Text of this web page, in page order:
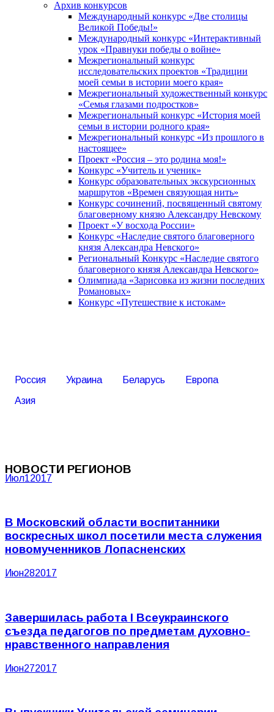
Архив конкурсов
Международный конкурс «Две столицы
Великой Победы!»
Международный конкурс «Интерактивный
урок «Правнуки победы о войне»
Межрегиональный конкурс
исследовательских проектов «Традиции
моей семьи в истории моего края»
Межрегиональный художественный конкурс
«Семья глазами подростков»
Межрегиональный конкурс «История моей
семьи в истории родного края»
Межрегиональный конкурс «Из прошлого в
настоящее»
Проект «Россия – это родина моя!»
Конкурс «Учитель и ученик»
Конкурс образовательных экскурсионных
маршрутов «Времен связующая нить»
Конкурс сочинений, посвященный святому
благоверному князю Александру Невскому
Проект «У восхода России»
Конкурс «Наследие святого благоверного
князя Александра Невского»
Региональный Конкурс «Наследие святого
благоверного князя Александра Невского»
Олимпиада «Зарисовка из жизни последних
Романовых»
Конкурс «Путешествие к истокам»
Россия Украина Беларусь
Европа
Азия
НОВОСТИ РЕГИОНОВ
Июл12017
В Московский области воспитанники
воскресных школ посетили места служения
новомученников Лопасненских
Июн282017
Завершилась работа I Всеукраинского
съезда педагогов по предметам духовно-
нравственного направления
Июн272017